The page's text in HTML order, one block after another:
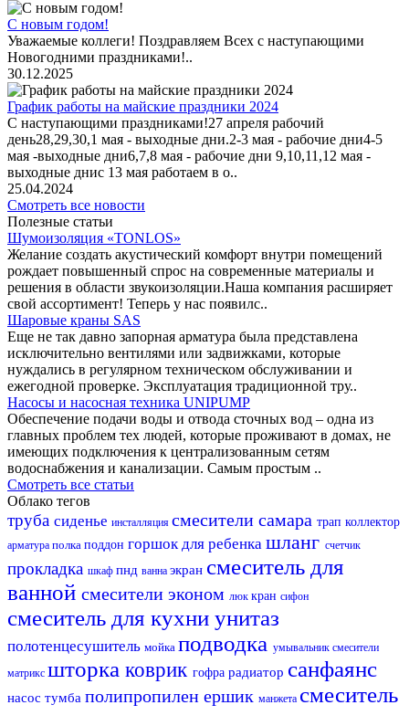
С новым годом!
Уважаемые коллеги! Поздравляем Всех с наступающими
Новогодними праздниками!..
30.12.2025
График работы на майские праздники 2024
С наступающими праздниками!27 апреля рабочий
день28,29,30,1 мая - выходные дни.2-3 мая - рабочие дни4-5
мая -выходные дни6,7,8 мая - рабочие дни 9,10,11,12 мая -
выходные днис 13 мая работаем в о..
25.04.2024
Смотреть все новости
Полезные статьи
Шумоизоляция «TONLOS»
Желание создать акустический комфорт внутри помещений
рождает повышенный спрос на современные материалы и
решения в области звукоизоляции.Наша компания расширяет
свой ассортимент! Теперь у нас появилс..
Шаровые краны SAS
Еще не так давно запорная арматура была представлена
исключительно вентилями или задвижками, которые
нуждались в регулярном техническом обслуживании и
ежегодной проверке. Эксплуатация традиционной тру..
Насосы и насосная техника UNIPUMP
Обеспечение подачи воды и отвода сточных вод – одна из
главных проблем тех людей, которые проживают в домах, не
имеющих подключения к централизованным сетям
водоснабжения и канализации. Самым простым ..
Смотреть все статьи
Облако тегов
труба сиденье инсталляция смесители самара трап коллектор
арматура полка поддон горшок для ребенка шланг счетчик
прокладка шкаф пнд ванна экран смеситель для
ванной смесители эконом люк кран сифон
смеситель для кухни унитаз
полотенцесушитель мойка подводка умывальник смесители
матрикс шторка коврик гофра радиатор санфаянс
насос тумба полипропилен ершик манжета смеситель